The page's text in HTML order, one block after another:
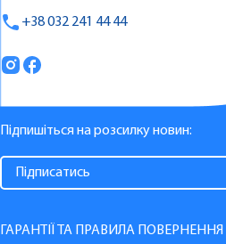
+38 032 241 44 44
Підпишіться на розсилку новин:
ГАРАНТІЇ ТА ПРАВИЛА ПОВЕРНЕННЯ